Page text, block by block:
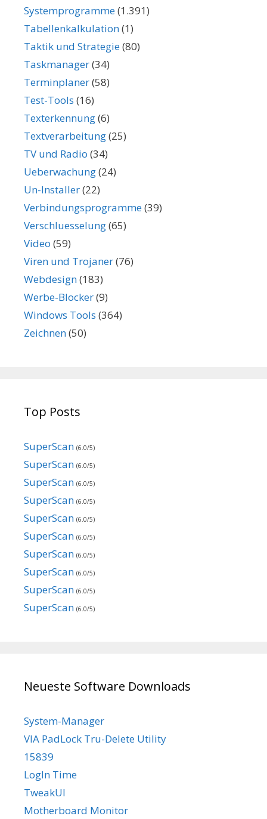
Systemprogramme(1.391)
Tabellenkalkulation(1)
Taktik und Strategie(80)
Taskmanager(34)
Terminplaner(58)
Test-Tools (16)
Texterkennung(6)
Textverarbeitung(25)
TV und Radio (34)
Ueberwachung(24)
Un-Installer(22)
Verbindungsprogramme(39)
Verschluesselung(65)
Video (59)
Viren und Trojaner(76)
Webdesign(183)
Werbe-Blocker(9)
Windows Tools (364)
Zeichnen(50)
Top Posts
SuperScan (6.0/5)
SuperScan (6.0/5)
SuperScan (6.0/5)
SuperScan (6.0/5)
SuperScan (6.0/5)
SuperScan (6.0/5)
SuperScan (6.0/5)
SuperScan (6.0/5)
SuperScan (6.0/5)
SuperScan (6.0/5)
Neueste Software Downloads
System-Manager
VIA PadLock Tru-Delete Utility
15839
LogIn Time
TweakUI
Motherboard Monitor